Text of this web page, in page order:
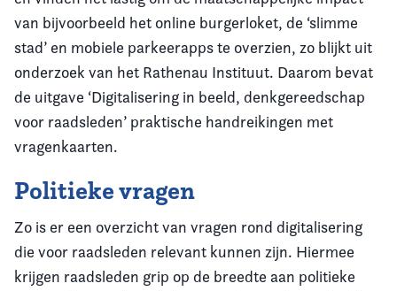
van bijvoorbeeld het online burgerloket, de ‘slimme
stad’ en mobiele parkeerapps te overzien, zo blijkt uit
onderzoek van het Rathenau Instituut. Daarom bevat
de uitgave ‘Digitalisering in beeld, denkgereedschap
voor raadsleden’ praktische handreikingen met
vragenkaarten.
Politieke vragen
Zo is er een overzicht van vragen rond digitalisering
die voor raadsleden relevant kunnen zijn. Hiermee
krijgen raadsleden grip op de breedte aan politieke